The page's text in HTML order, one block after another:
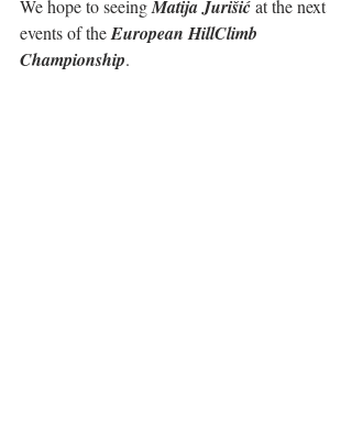
We hope to seeing Matija Jurišić at the next
events of the European HillClimb
Championship.